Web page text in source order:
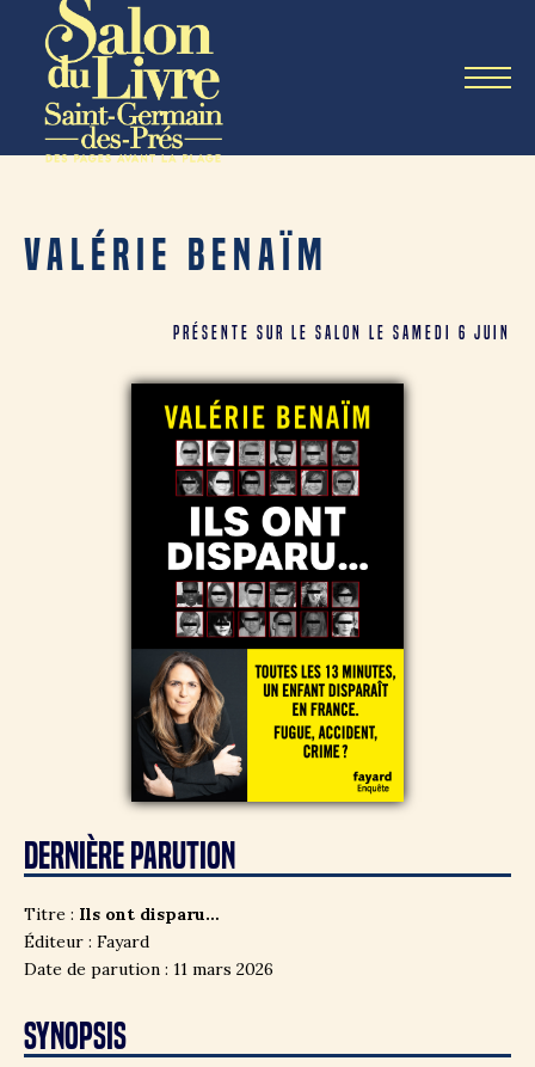
Valérie BENAÏM
PrésentE sur le salon le SAMEDI 6 JUIN
DERNIÈRE PARUTION
Titre : Ils ont disparu…
Éditeur : Fayard
Date de parution : 11 mars 2026
SYNOPSIS